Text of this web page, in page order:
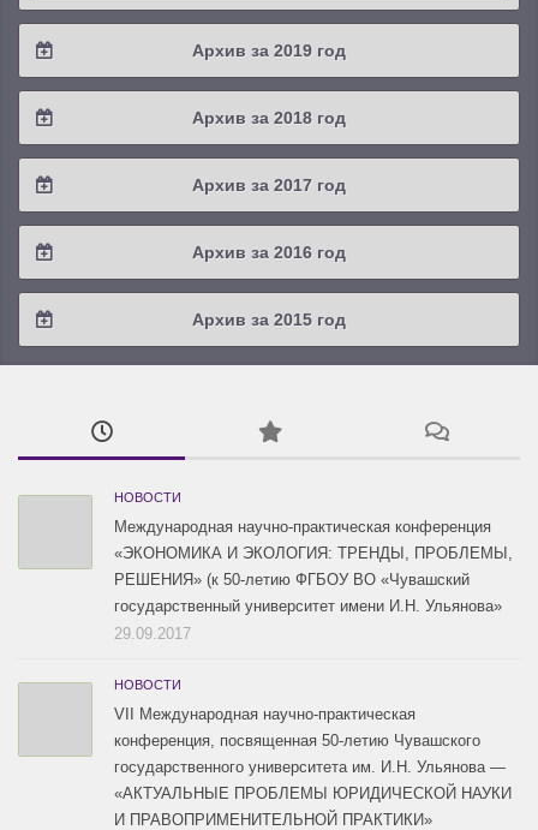
Архив за 2019 год
2019 / #4
2019 / #3
2019 / #1
Архив за 2018 год
2018 / #4
2018 / #3
2018 / #1
Архив за 2017 год
2017 / #4
2017 / #3
Архив за 2016 год
2016 / #4
2016 / #3
Архив за 2015 год
2015 / #3
2015 / #2
НОВОСТИ
Международная научно-практическая конференция
«ЭКОНОМИКА И ЭКОЛОГИЯ: ТРЕНДЫ, ПРОБЛЕМЫ,
РЕШЕНИЯ» (к 50-летию ФГБОУ ВО «Чувашский
государственный университет имени И.Н. Ульянова»
29.09.2017
НОВОСТИ
VII Международная научно-практическая
конференция, посвященная 50-летию Чувашского
государственного университета им. И.Н. Ульянова —
«АКТУАЛЬНЫЕ ПРОБЛЕМЫ ЮРИДИЧЕСКОЙ НАУКИ
И ПРАВОПРИМЕНИТЕЛЬНОЙ ПРАКТИКИ»